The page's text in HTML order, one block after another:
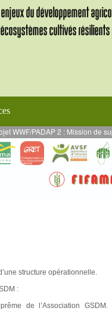
2 : Mission de
structure opérationnelle.
:
de l’Association